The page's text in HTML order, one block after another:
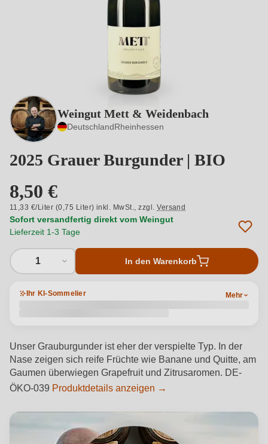
Weingut Mett & Weidenbach
DeutschlandRheinhessen
2025 Grauer Burgunder | BIO
8,50 €
11,33 €/Liter (0,75 Liter) inkl. MwSt.,zzgl.Versand
Sofort versandfertig direkt vom Weingut
Lieferzeit 1-3 Tage
1 In den Warenkorb
Ihr KI-Sommelier Mehr
Unser Grauburgunder ist eher der verspielte Typ. In der
Nase zeigen sich reife Früchte wie Banane und Quitte, am
Gaumen überwiegen Grapefruit und Zitrusaromen. DE-
ÖKO-039 Produktdetails anzeigen →